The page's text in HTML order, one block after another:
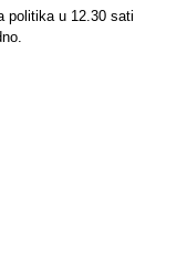
politika u 12.30 sati